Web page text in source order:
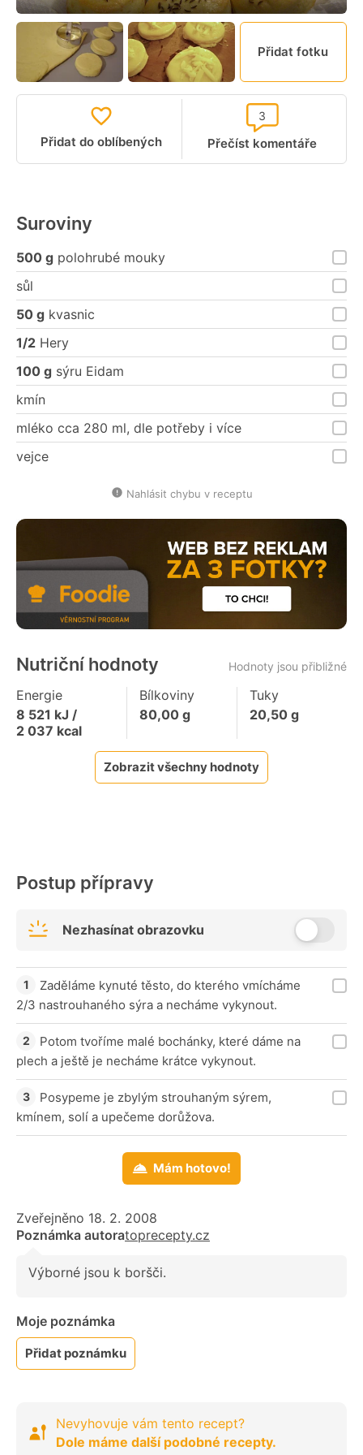
Přidat fotku
Přidat do oblíbených Přečíst komentáře
3
Suroviny
500 g polohrubé mouky
sůl
50 g kvasnic
1/2 Hery
100 g sýru Eidam
kmín
mléko cca 280 ml, dle potřeby i více
vejce
Nahlásit chybu v receptu
Nutriční hodnoty Hodnoty jsou přibližné
Energie
8 521 kJ /
2 037 kcal
Bílkoviny
80,00g
Tuky
20,50g
Zobrazit všechny hodnoty
Postup přípravy
Nezhasínat obrazovku
Zaděláme kynuté těsto, do kterého vmícháme
2/3 nastrouhaného sýra a necháme vykynout.
Potom tvoříme malé bochánky, které dáme na
plech a ještě je necháme krátce vykynout.
Posypeme je zbylým strouhaným sýrem,
kmínem, solí a upečeme dorůžova.
Mám hotovo!
Zveřejněno 18. 2. 2008
Poznámka autoratoprecepty.cz
Výborné jsou k boršči.
Moje poznámka
Přidat poznámku
Nevyhovuje vám tento recept?
Dole máme další podobné recepty.